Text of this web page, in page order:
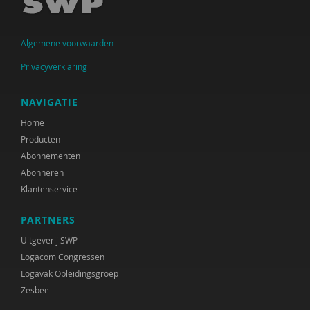
Jan Jukema
Carolien Konijn
J.K. Kool
Paul Kop
Cindy Kruijthof
M.H. Nagtegaal
Coby Nell
Gabriël Prinsenberg
Joke Ravensbergen
Han Spanjaard
Algemene voorwaarden
Privacyverklaring
NAVIGATIE
Home
Producten
Abonnementen
Abonneren
Klantenservice
PARTNERS
Uitgeverij SWP
Logacom Congressen
Logavak Opleidingsgroep
Zesbee